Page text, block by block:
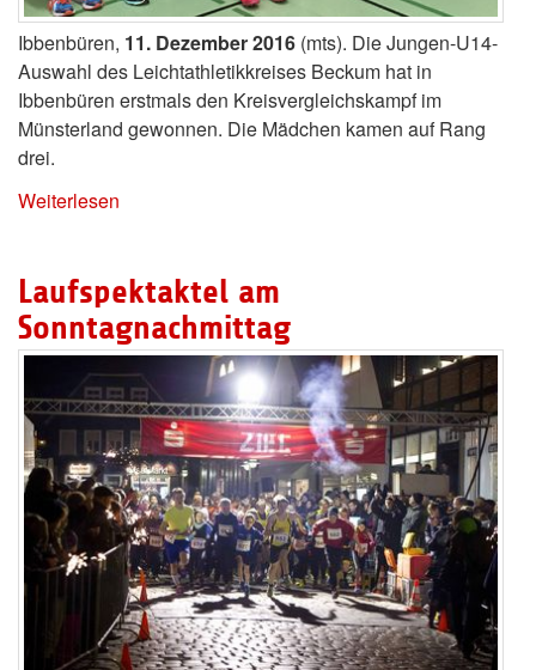
Ibbenbüren, 11. Dezember 2016 (mts). Die Jungen-U14-
Auswahl des Leichtathletikkreises Beckum hat in
Ibbenbüren erstmals den Kreisvergleichskampf im
Münsterland gewonnen. Die Mädchen kamen auf Rang
drei.
Weiterlesen
Laufspektaktel am
Sonntagnachmittag